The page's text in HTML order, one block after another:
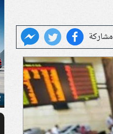
مشاركة